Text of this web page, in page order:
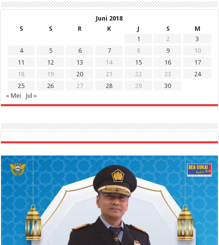
Juni 2018
S
S R K J S
M
1
2
3
4
5 6 7 8 9
10
11
12 13 14 15 16
17
18
19 20 21 22 23
24
25
26 27 28 29
30
« Mei
Jul »